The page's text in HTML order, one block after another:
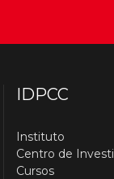
IDPCC
Instituto
Centro de
Cursos